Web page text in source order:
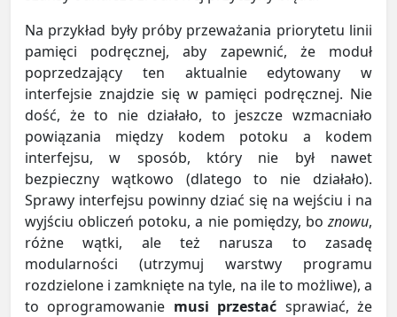
Na przykład były próby przeważania priorytetu linii
pamięci podręcznej, aby zapewnić, że moduł
poprzedzający ten aktualnie edytowany w
interfejsie znajdzie się w pamięci podręcznej. Nie
dość, że to nie działało, to jeszcze wzmacniało
powiązania między kodem potoku a kodem
interfejsu, w sposób, który nie był nawet
bezpieczny wątkowo (dlatego to nie działało).
Sprawy interfejsu powinny dziać się na wejściu i na
wyjściu obliczeń potoku, a nie pomiędzy, boznowu,
różne wątki, ale też narusza to zasadę
modularności (utrzymuj warstwy programu
rozdzielone i zamknięte na tyle, na ile to możliwe), a
to oprogramowanie musi przestać sprawiać, że